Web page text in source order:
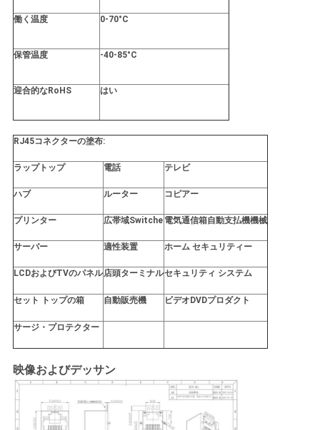
働く温度 0-70°C
保管温度 -40-85°C
迎合的なRoHS はい
RJ45コネクターの塗布:
ラップトップ 電話 テレビ
ハブ ルーター コピアー
プリンター 広帯域Switche 電気通信箱自動支払機機械
サーバー 適性装置 ホーム セキュリティー
LCDおよびTVのパネル店頭ターミナルセキュリティ システム
セット トップの箱 自動販売機 ビデオDVDプロダクト
サージ・プロテクター
映像およびデッサン